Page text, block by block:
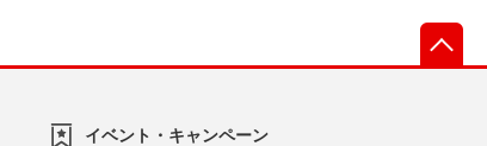
イベント・キャンペーン